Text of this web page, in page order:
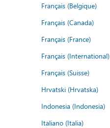
Français (Belgique)
Français (Canada)
Français (France)
Français (International)
Français (Suisse)
Hrvatski (Hrvatska)
Indonesia (Indonesia)
Italiano (Italia)